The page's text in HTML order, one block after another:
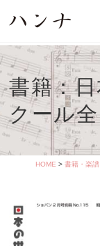
書籍：
クール
HOME > 書籍・楽